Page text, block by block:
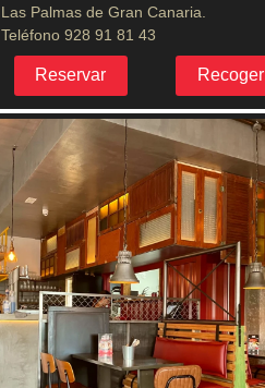
Las Palmas de Gran Canaria.
Teléfono 928 91 81 43
Reservar Recoger